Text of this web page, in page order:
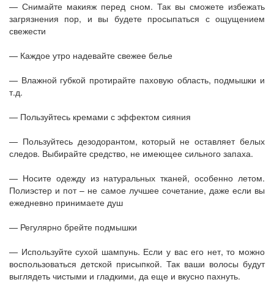
— Снимайте макияж перед сном. Так вы сможете избежать
загрязнения пор, и вы будете просыпаться с ощущением
свежести
— Каждое утро надевайте свежее белье
— Влажной губкой протирайте паховую область, подмышки и
т.д.
— Пользуйтесь кремами с эффектом сияния
— Пользуйтесь дезодорантом, который не оставляет белых
следов. Выбирайте средство, не имеющее сильного запаха.
— Носите одежду из натуральных тканей, особенно летом.
Полиэстер и пот – не самое лучшее сочетание, даже если вы
ежедневно принимаете душ
— Регулярно брейте подмышки
— Используйте сухой шампунь. Если у вас его нет, то можно
воспользоваться детской присыпкой. Так ваши волосы будут
выглядеть чистыми и гладкими, да еще и вкусно пахнуть.